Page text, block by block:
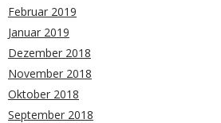
Februar 2019
Januar 2019
Dezember 2018
November 2018
Oktober 2018
September 2018